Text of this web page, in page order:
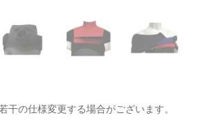
干の仕様変更する場合がございます。